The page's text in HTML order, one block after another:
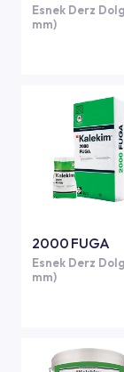
Esnek Derz
mm)
2000 FUGA
Esnek Derz
mm)